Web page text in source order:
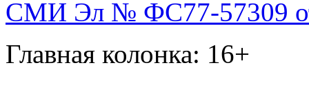
СМИ Эл № ФС77-57309
Главная колонка: 16+